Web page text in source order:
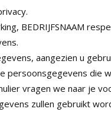
BEDRIJFSNAAM
aangezien u
persoonsgegevens die
vragen we naar je
zullen gebruikt